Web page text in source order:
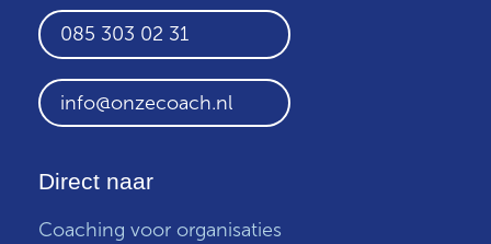
085 303 02 31
info@onzecoach.nl
Direct naar
Coaching voor organisaties